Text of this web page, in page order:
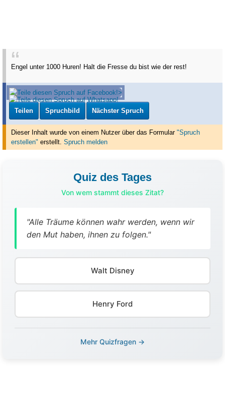
Engel unter 1000 Huren! Halt die Fresse du bist wie der rest!
Teilen Spruchbild Nächster Spruch
Dieser Inhalt wurde von einem Nutzer über das Formular "Spruch
erstellen" erstellt. Spruch melden
Quiz des Tages
Von wem stammt dieses Zitat?
"Alle Träume können wahr werden, wenn wir
den Mut haben, ihnen zu folgen."
Walt Disney
Henry Ford
Mehr Quizfragen →